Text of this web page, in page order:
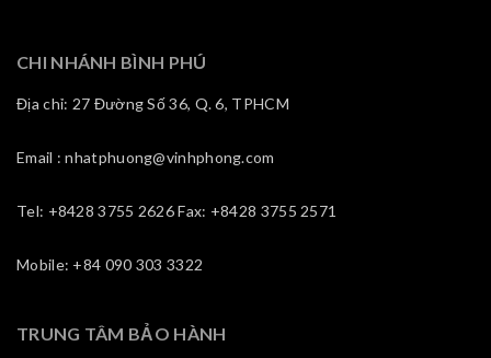
CHI NHÁNH BÌNH PHÚ
Địa chỉ: 27 Đường Số 36, Q. 6, TPHCM
Email : nhatphuong@vinhphong.com
Tel: +8428 3755 2626 Fax: +8428 3755 2571
Mobile: +84 090 303 3322
TRUNG TÂM BẢO HÀNH